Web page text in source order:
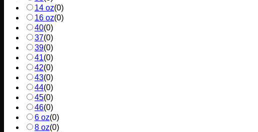
14 oz(0)
16 oz(0)
40(0)
37(0)
39(0)
41(0)
42(0)
43(0)
44(0)
45(0)
46(0)
6 oz(0)
8 oz(0)